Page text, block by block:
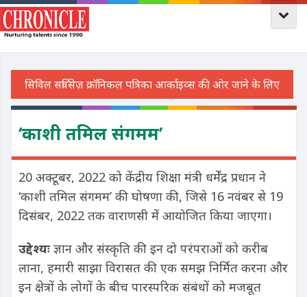
‘काशी तमिल संगमम’
20 अक्टूबर, 2022 को केंद्रीय शिक्षा मंत्री धर्मेंद्र प्रधान ने
‘काशी तमिल संगमम’ की घोषणा की, जिसे 16 नवंबर से 19
दिसंबर, 2022 तक वाराणसी में आयोजित किया जाएगा।
उद्देश्यः ज्ञान और संस्कृति की इन दो परंपराओं को करीब
लाना, हमारी साझा विरासत की एक समझ निर्मित करना और
इन क्षेत्रों के लोगों के बीच पारस्परिक संबंधों को मजबूत